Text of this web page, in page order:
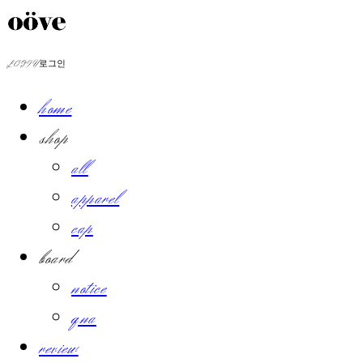
LOG IN로그인
home
shop
all
apparel
cap
board
notice
qna
review